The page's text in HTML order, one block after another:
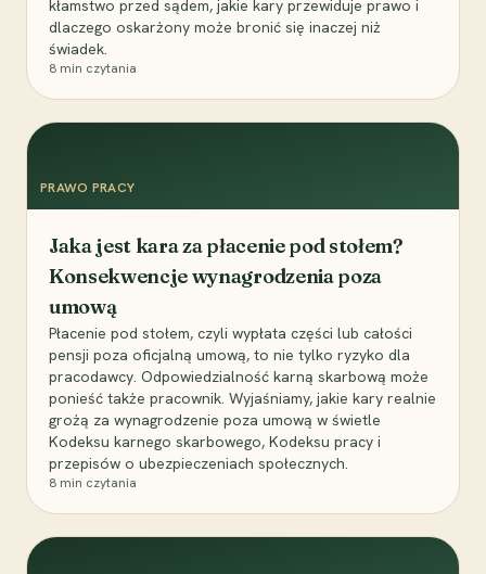
kłamstwo przed sądem, jakie kary przewiduje prawo i
dlaczego oskarżony może bronić się inaczej niż
świadek.
8 min czytania
PRAWO PRACY
Jaka jest kara za płacenie pod stołem?
Konsekwencje wynagrodzenia poza
umową
Płacenie pod stołem, czyli wypłata części lub całości
pensji poza oficjalną umową, to nie tylko ryzyko dla
pracodawcy. Odpowiedzialność karną skarbową może
ponieść także pracownik. Wyjaśniamy, jakie kary realnie
grożą za wynagrodzenie poza umową w świetle
Kodeksu karnego skarbowego, Kodeksu pracy i
przepisów o ubezpieczeniach społecznych.
8 min czytania